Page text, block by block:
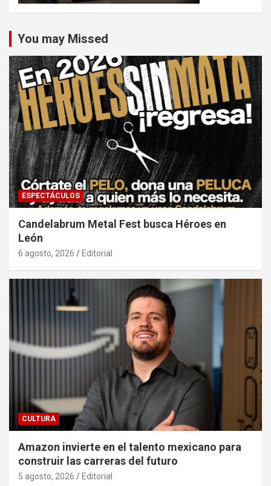
You may Missed
ESPECTÁCULOS
Candelabrum Metal Fest busca Héroes en
León
6 agosto, 2026 Editorial
CULTURA
Amazon invierte en el talento mexicano para
construir las carreras del futuro
5 agosto, 2026 Editorial